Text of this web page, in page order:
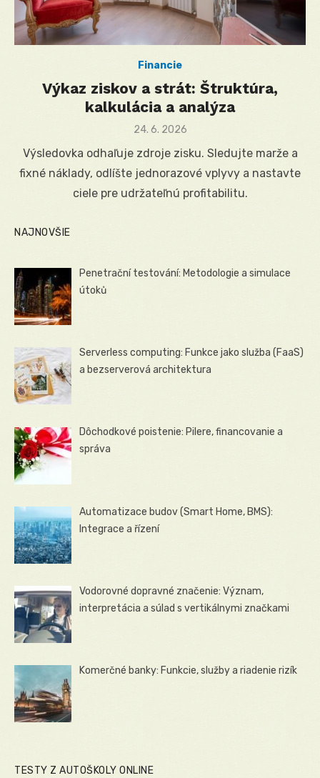
Financie
Výkaz ziskov a strát: Štruktúra,
kalkulácia a analýza
Posted
24. 6. 2026
Výsledovka odhaľuje zdroje zisku. Sledujte marže a
fixné náklady, odlíšte jednorazové vplyvy a nastavte
ciele pre udržateľnú profitabilitu.
NAJNOVŠIE
Penetrační testování: Metodologie a simulace
útoků
Serverless computing: Funkce jako služba (FaaS)
a bezserverová architektura
Dôchodkové poistenie: Pilere, financovanie a
správa
Automatizace budov (Smart Home, BMS):
Integrace a řízení
Vodorovné dopravné značenie: Význam,
interpretácia a súlad s vertikálnymi značkami
Komerčné banky: Funkcie, služby a riadenie rizík
TESTY Z AUTOŠKOLY ONLINE